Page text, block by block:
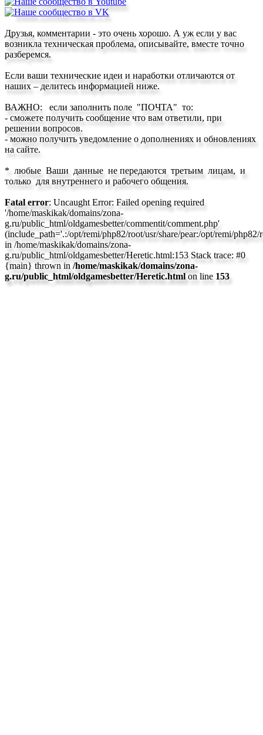
Друзья, комментарии - это очень хорошо. А уж если у вас
возникла техническая проблема, описывайте, вместе точно
разберемся.
Если ваши технические идеи и наработки отличаются от
наших – делитесь информацией ниже.
ВАЖНО: если заполнить поле "ПОЧТА" то:
- сможете получить сообщение что вам ответили, при
решении вопросов.
- можно получить уведомление о дополнениях и обновлениях
на сайте.
* любые Ваши данные не передаются третьим лицам, и
только для внутреннего и рабочего общения.
Fatal error: Uncaught Error: Failed opening required
'/home/maskikak/domains/zona-
g.ru/public_html/oldgamesbetter/commentit/comment.php'
(include_path='.:/opt/remi/php82/root/usr/share/pear:/opt/remi/php82/
in /home/maskikak/domains/zona-
g.ru/public_html/oldgamesbetter/Heretic.html:153 Stack trace: #0
{main} thrown in /home/maskikak/domains/zona-
g.ru/public_html/oldgamesbetter/Heretic.html on line 153